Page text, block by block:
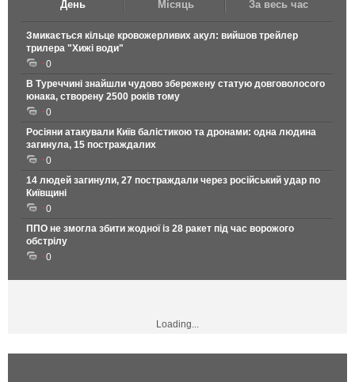
День Місяць За весь час
Змикається кільце кровожерливих акул: вийшов трейлер
трилера "Хижі води"
0
В Туреччині знайшли чудово збережену статую довговолосого
юнака, створену 2500 років тому
0
Росіяни атакували Київ балістикою та дронами: одна людина
загинула, 15 постраждалих
0
14 людей загинули, 27 постраждали через російський удар по
Київщині
0
ППО не змогла збити жодної із 28 ракет під час ворожого
обстрілу
0
Loading...